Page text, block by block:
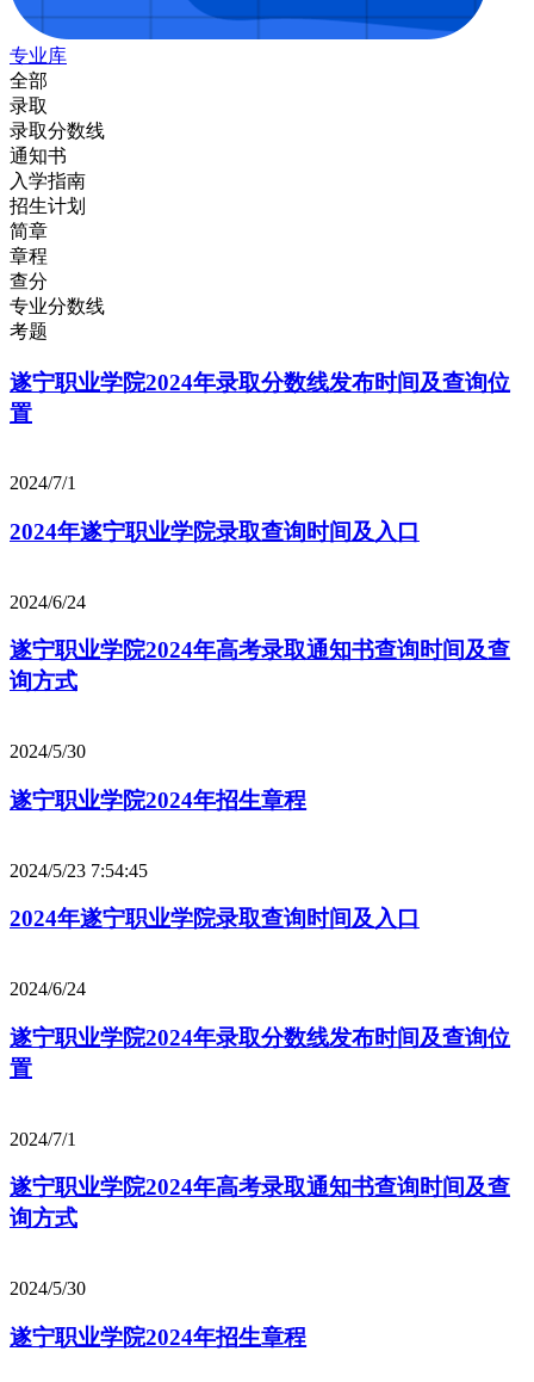
专业库
全部
录取
录取分数线
通知书
入学指南
招生计划
简章
章程
查分
专业分数线
考题
遂宁职业学院2024年录取分数线发布时间及查询位
置
2024/7/1
2024年遂宁职业学院录取查询时间及入口
2024/6/24
遂宁职业学院2024年高考录取通知书查询时间及查
询方式
2024/5/30
遂宁职业学院2024年招生章程
2024/5/23 7:54:45
2024年遂宁职业学院录取查询时间及入口
2024/6/24
遂宁职业学院2024年录取分数线发布时间及查询位
置
2024/7/1
遂宁职业学院2024年高考录取通知书查询时间及查
询方式
2024/5/30
遂宁职业学院2024年招生章程